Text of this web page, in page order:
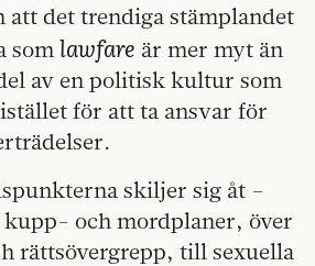
att det trendiga stämplandet
som lawfare är mer myt än
av en politisk kultur som
för att ta ansvar för
skiljer sig åt –
kupp- och mordplaner, över
rättsövergrepp, till sexuella